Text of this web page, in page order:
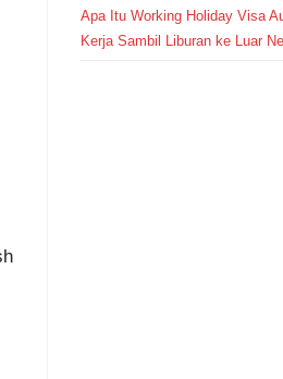
Apa Itu Working Holiday Visa
Kerja Sambil Liburan ke Luar